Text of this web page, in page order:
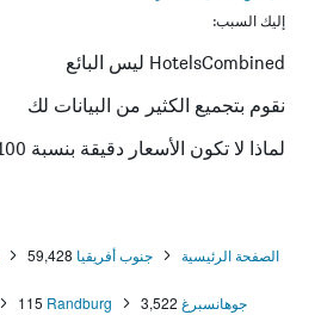
إليك السبب:
HotelsCombined ليس البائع
نقوم بتجميع الكثير من البيانات لك
لماذا لا تكون الأسعار دقيقة بنسبة 100٪؟
الصفحة الرئيسية جنوب أفريقيا 59,428
جوهانسبرغ 3,522
Randburg
115